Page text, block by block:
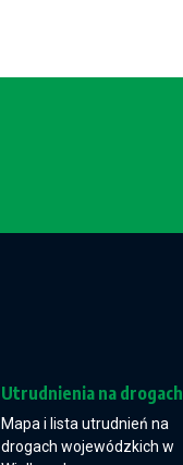
Utrudnienia na drogach
Mapa i lista utrudnień na
drogach wojewódzkich w